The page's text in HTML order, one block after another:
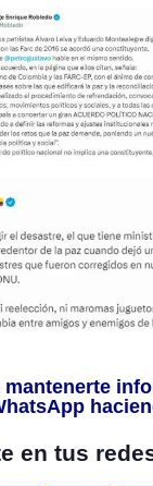
mantenerte
en tus